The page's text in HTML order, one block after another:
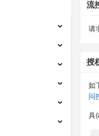
流
请
授
如
问
具